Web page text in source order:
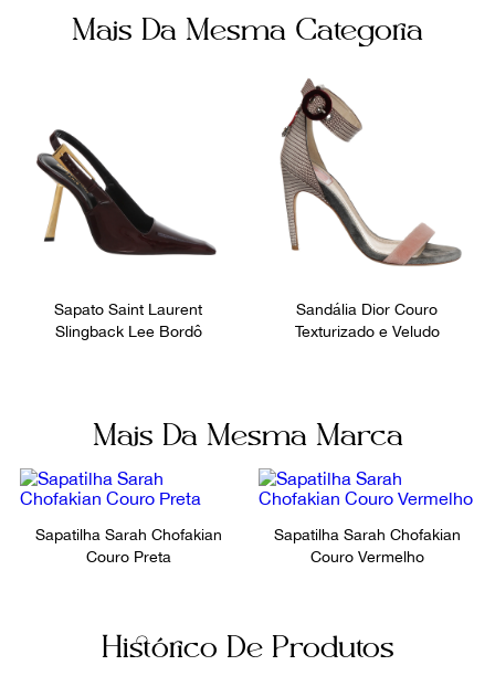
Azul FPNYBTR
Mais Da Mesma Categoria
Sapato Saint Laurent
Slingback Lee Bordô
Sandália Dior Couro
Texturizado e Veludo
Mais Da Mesma Marca
Sapatilha Sarah Chofakian
Couro Preta
Sapatilha Sarah Chofakian
Couro Vermelho
Histórico De Produtos